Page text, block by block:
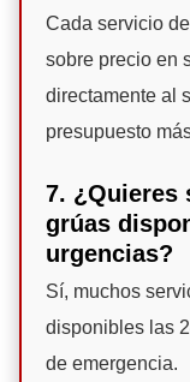
Cada servicio
sobre precio en
directamente al
presupuesto
7. ¿Quieres
grúas
urgencias?
Sí, muchos
disponibles las
de emergencia.